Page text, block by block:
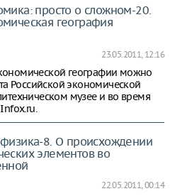
просто о сложном-20.
география
23.05.2011, 12:16
географии можно
Российской экономической
музее и во время
8. О происхождении
элементов во
22.05.2011, 00:14